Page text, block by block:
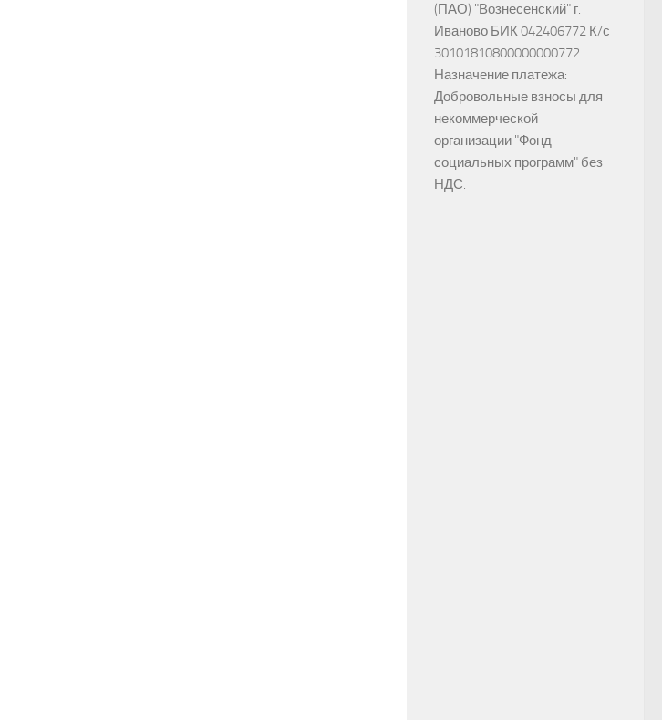
(ПАО) "Вознесенский" г.
Иваново БИК 042406772 К/с
30101810800000000772
Назначение платежа:
Добровольные взносы для
некоммерческой
организации "Фонд
социальных программ" без
НДС.